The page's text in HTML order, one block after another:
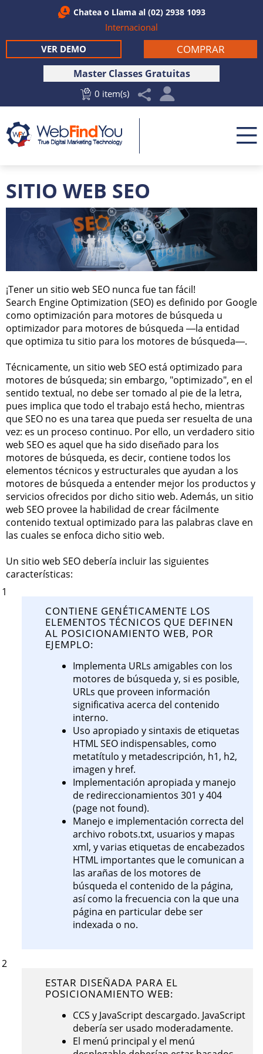
Chatea o Llama al (02) 2938 1093
Internacional
Master Classes Gratuitas
0 item(s)
COMPRAR
VER DEMO
SITIO WEB SEO
¡Tener un sitio web SEO nunca fue tan fácil!
Search Engine Optimization (SEO) es definido por Google
como optimización para motores de búsqueda u
optimizador para motores de búsqueda ―la entidad
que optimiza tu sitio para los motores de búsqueda―.
Técnicamente, un sitio web SEO está optimizado para
motores de búsqueda; sin embargo, "optimizado", en el
sentido textual, no debe ser tomado al pie de la letra,
pues implica que todo el trabajo está hecho, mientras
que SEO no es una tarea que pueda ser resuelta de una
vez: es un proceso continuo. Por ello, un verdadero sitio
web SEO es aquel que ha sido diseñado para los
motores de búsqueda, es decir, contiene todos los
elementos técnicos y estructurales que ayudan a los
motores de búsqueda a entender mejor los productos y
servicios ofrecidos por dicho sitio web. Además, un sitio
web SEO provee la habilidad de crear fácilmente
contenido textual optimizado para las palabras clave en
las cuales se enfoca dicho sitio web.
Un sitio web SEO debería incluir las siguientes
características:
1
CONTIENE GENÉTICAMENTE LOS
ELEMENTOS TÉCNICOS QUE DEFINEN
AL POSICIONAMIENTO WEB, POR
EJEMPLO:
Implementa URLs amigables con los
motores de búsqueda y, si es posible,
URLs que proveen información
significativa acerca del contenido
interno.
Uso apropiado y sintaxis de etiquetas
HTML SEO indispensables, como
metatítulo y metadescripción, h1, h2,
imagen y href.
Implementación apropiada y manejo
de redireccionamientos 301 y 404
(page not found).
Manejo e implementación correcta del
archivo robots.txt, usuarios y mapas
xml, y varias etiquetas de encabezados
HTML importantes que le comunican a
las arañas de los motores de
búsqueda el contenido de la página,
así como la frecuencia con la que una
página en particular debe ser
indexada o no.
2
ESTAR DISEÑADA PARA EL
POSICIONAMIENTO WEB:
CCS y JavaScript descargado. JavaScript
debería ser usado moderadamente.
El menú principal y el menú